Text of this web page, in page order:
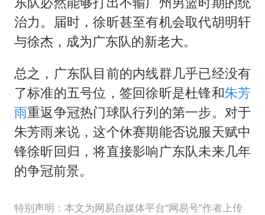
治力。届时，徐昕甚至有机会取代胡明轩
与徐杰，成为广东队的新老大。
总之，广东队目前的内线群几乎已经没有
了标准的五号位，签回徐昕是杜锋和朱芳
雨重返争冠热门球队行列的第一步。对于
朱芳雨来说，这个休赛期能否说服天赋中
锋徐昕回归，将直接影响广东队未来几年
的争冠前景。
特别声明：本文为网易自媒体平台“网易号”作者上传